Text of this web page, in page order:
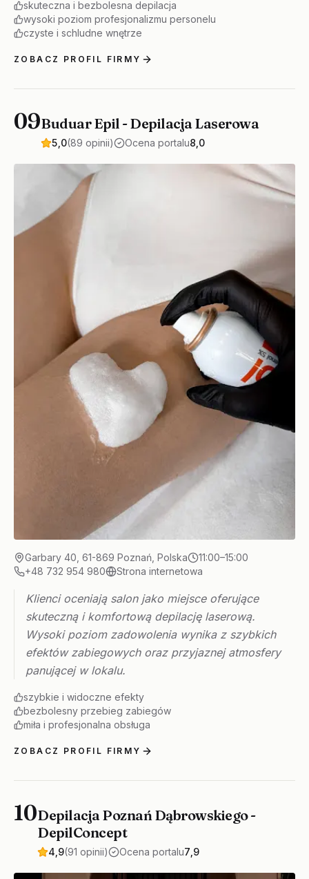
skuteczna i bezbolesna depilacja
wysoki poziom profesjonalizmu personelu
czyste i schludne wnętrze
ZOBACZ PROFIL FIRMY
09Buduar Epil - Depilacja Laserowa
5,0(89 opinii) Ocena portalu8,0
Garbary 40, 61-869 Poznań, Polska
11:00–15:00
+48 732 954 980
Strona internetowa
Klienci oceniają salon jako miejsce oferujące
skuteczną i komfortową depilację laserową.
Wysoki poziom zadowolenia wynika z szybkich
efektów zabiegowych oraz przyjaznej atmosfery
panującej w lokalu.
szybkie i widoczne efekty
bezbolesny przebieg zabiegów
miła i profesjonalna obsługa
ZOBACZ PROFIL FIRMY
10Depilacja Poznań Dąbrowskiego -
DepilConcept
4,9(91 opinii) Ocena portalu7,9